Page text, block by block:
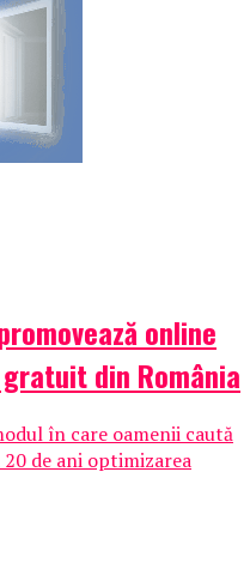
online
din România
în care oamenii caută
de ani optimizarea